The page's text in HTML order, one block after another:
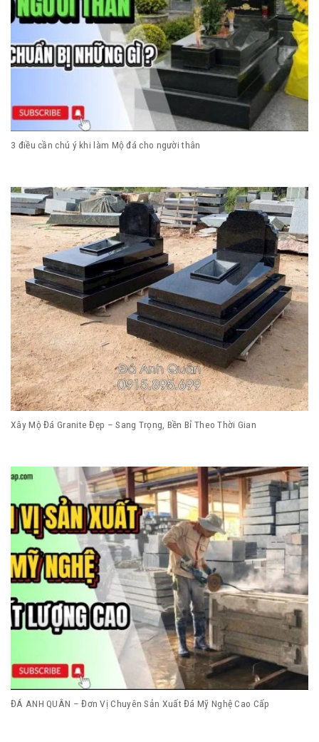
3 điều cần chú ý khi làm Mộ đá cho người thân
Xây Mộ Đá Granite Đẹp – Sang Trọng, Bền Bỉ Theo Thời Gian
ĐÁ ANH QUÂN – Đơn Vị Chuyên Sản Xuất Đá Mỹ Nghệ Cao Cấp